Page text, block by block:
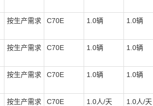
按生产需求 C70E 1.0辆 1.0辆
按生产需求 C70E 1.0辆 1.0辆
按生产需求 C70E 1.0辆 1.0辆
按生产需求 C70E 1.0人/天 1.0人/天